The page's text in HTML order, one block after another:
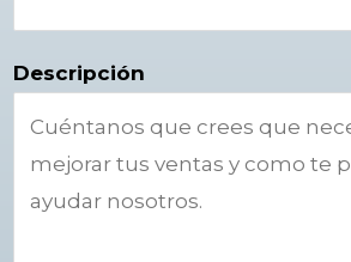
Descripción